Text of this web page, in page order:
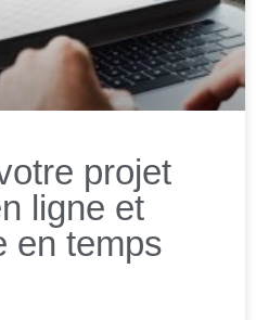
projet
ligne et
en temps